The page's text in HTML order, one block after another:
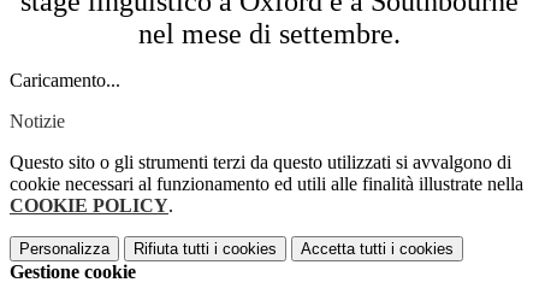
nel mese di settembre.
Caricamento...
Notizie
Questo sito o gli strumenti terzi da questo utilizzati si avvalgono di
cookie necessari al funzionamento ed utili alle finalità illustrate nella
COOKIE POLICY.
Personalizza Rifiuta tutti i cookies Accetta tutti i cookies
Gestione cookie